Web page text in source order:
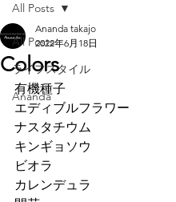
All Posts
ライフスタイル
Ananda
All Posts
Colors
Ananda takajo
2022年6月18日
有機種子
エディブルフラワー
ナスタチウム
キンギョソウ
ビオラ
カレンデュラ